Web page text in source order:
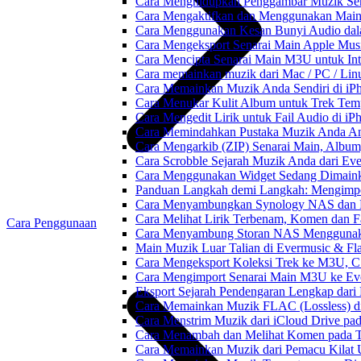
Cara Mengaktifkan dan Menggunakan
Cara Menggunakan Kesan Bunyi Audio
Cara Mengeksport Senarai Main Apple
Cara Mencipta Senarai Main M3U untuk
Cara memainkan muzik dari Mac / PC /
Cara Memainkan Muzik Anda Sendiri di
Cara Menukar Kulit Album untuk Trek
Cara Mengedit Lirik untuk Fail Audio di
Cara Memindahkan Pustaka Muzik Anda
Cara Mengarkib (ZIP) Senarai Main,
Cara Scrobble Sejarah Muzik Anda dari
Cara Menggunakan Widget Sedang
Panduan Langkah demi Langkah:
Cara Menyambungkan Synology NAS
Cara Melihat Lirik Terbenam, Komen dan
Cara Menyambung Storan NAS
Main Muzik Luar Talian di Evermusic &
Cara Mengeksport Koleksi Trek ke M3U,
Cara Mengimport Senarai Main M3U ke
Eksport Sejarah Pendengaran Lengkap
Cara Memainkan Muzik FLAC (Lossless)
Cara Menstrim Muzik dari iCloud Drive
Cara Menambah dan Melihat Komen pada
Cara Memainkan Muzik dari Pemacu Kilat
Cara Penggunaan